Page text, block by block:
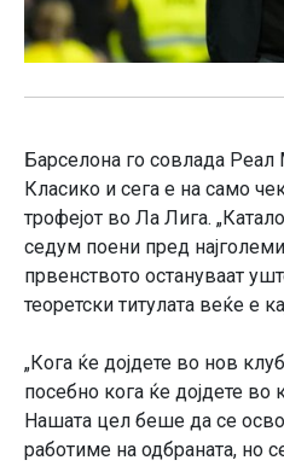
Барселона го совлада
Класико и сега е на само
трофејот во Ла Лига.
седум поени пред
првенството остануваат
теоретски титулата веќе е
„Кога ќе дојдете во нов
посебно кога ќе дојдете во
Нашата цел беше да се
работиме на одбраната, но